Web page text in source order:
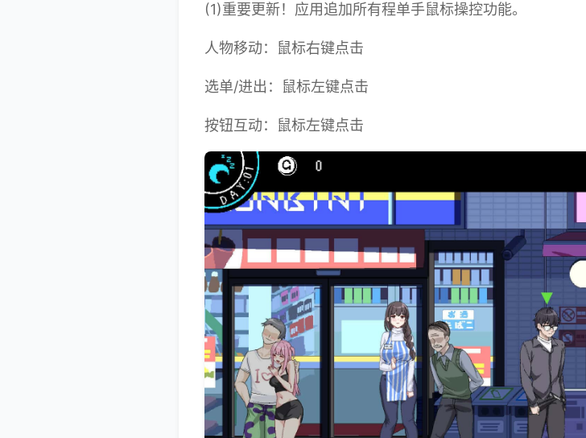
(1)重要更新！应用追加所有程单手鼠标操控功能。
人物移动：鼠标右键点击
选单/进出：鼠标左键点击
按钮互动：鼠标左键点击